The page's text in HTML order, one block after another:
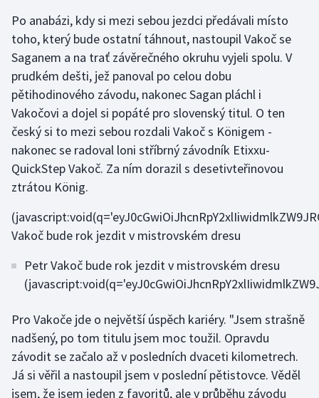
Moderní pětiboj
Motorsport
Olympijské hry
Parasport
Plavání
Plážový volejbal
Ragby
Rychlobruslení
Rychlostní kanoistika
Short track
Sportovní střelba
Stolní tenis
Po anabázi, kdy si mezi sebou jezdci předávali místo
toho, který bude ostatní táhnout, nastoupil Vakoč se
Saganem a na trať závěrečného okruhu vyjeli spolu. V
prudkém dešti, jež panoval po celou dobu
pětihodinového závodu, nakonec Sagan pláchl i
Vakočovi a dojel si popáté pro slovenský titul. O ten
český si to mezi sebou rozdali Vakoč s Königem -
nakonec se radoval loni stříbrný závodník Etixxu-
QuickStep Vakoč. Za ním dorazil s desetivteřinovou
ztrátou König.
Vakoč bude rok jezdit v mistrovském dresu
Petr Vakoč bude rok jezdit v mistrovském dresu
Pro Vakoče jde o největší úspěch kariéry. "Jsem strašně
nadšený, po tom titulu jsem moc toužil. Opravdu
závodit se začalo až v posledních dvaceti kilometrech.
Já si věřil a nastoupil jsem v poslední pětistovce. Věděl
jsem, že jsem jeden z favoritů, ale v průběhu závodu